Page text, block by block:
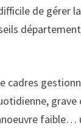
de gérer
cadres
faible…